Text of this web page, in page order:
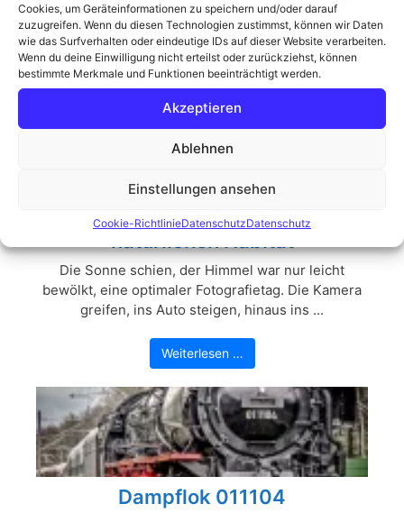
Cookies, um Geräteinformationen zu speichern und/oder darauf
zuzugreifen. Wenn du diesen Technologien zustimmst, können wir Daten
wie das Surfverhalten oder eindeutige IDs auf dieser Website verarbeiten.
Wenn du deine Einwilligung nicht erteilst oder zurückziehst, können
bestimmte Merkmale und Funktionen beeinträchtigt werden.
Akzeptieren
Ablehnen
Einstellungen ansehen
Cookie-RichtlinieDatenschutzDatenschutz
Der Moorknipser in seinem
Die Sonne schien, der Himmel war nur leicht
bewölkt, eine optimaler Fotografietag. Die Kamera
greifen, ins Auto steigen, hinaus ins ...
Weiterlesen …
Dampflok 011104